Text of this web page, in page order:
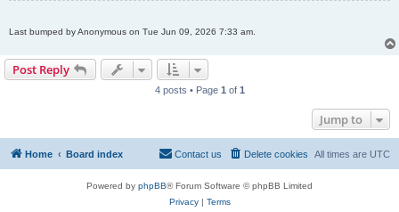
Last bumped by Anonymous on Tue Jun 09, 2026 7:33 am.
Post Reply
4 posts • Page 1 of 1
Jump to
Home Board index All times are UTC
Delete cookies
Contact us
Powered by phpBB® Forum Software © phpBB Limited
Privacy| Terms